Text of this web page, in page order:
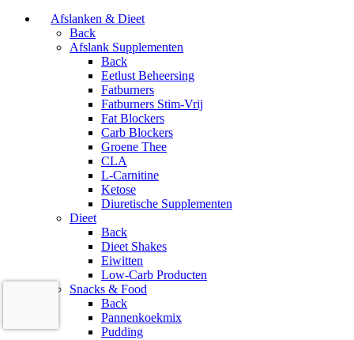
Afslanken & Dieet
Back
Afslank Supplementen
Back
Eetlust Beheersing
Fatburners
Fatburners Stim-Vrij
Fat Blockers
Carb Blockers
Groene Thee
CLA
L-Carnitine
Ketose
Diuretische Supplementen
Dieet
Back
Dieet Shakes
Eiwitten
Low-Carb Producten
Snacks & Food
Back
Pannenkoekmix
Pudding